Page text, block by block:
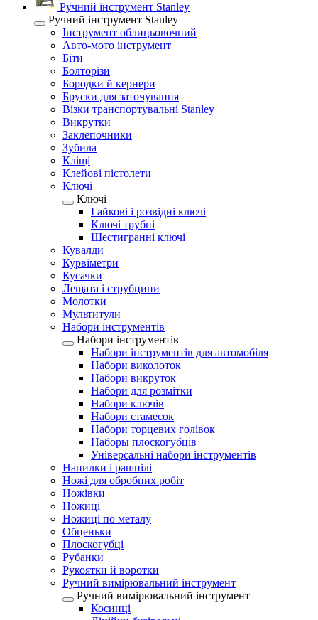
Ручний інструмент Stanley
Ручний інструмент Stanley
Інструмент облицьовочний
Авто-мото інструмент
Біти
Болторізи
Бородки й кернери
Бруски для заточування
Візки транспортувальні Stanley
Викрутки
Заклепочники
Зубила
Кліщі
Клейові пістолети
Ключі
Ключі
Гайкові і розвідні ключі
Ключі трубні
Шестигранні ключі
Кувалди
Курвіметри
Кусачки
Лещата і струбцини
Молотки
Мультитули
Набори інструментів
Набори інструментів
Набори інструментів для автомобіля
Набори виколоток
Набори викруток
Набори для розмітки
Набори ключів
Набори стамесок
Набори торцевих голівок
Наборы плоскогубців
Універсальні набори інструментів
Напилки і рашпілі
Ножі для обробних робіт
Ножівки
Ножиці
Ножиці по металу
Обценьки
Плоскогубці
Рубанки
Рукоятки й воротки
Ручний вимірювальний інструмент
Ручний вимірювальний інструмент
Косинці